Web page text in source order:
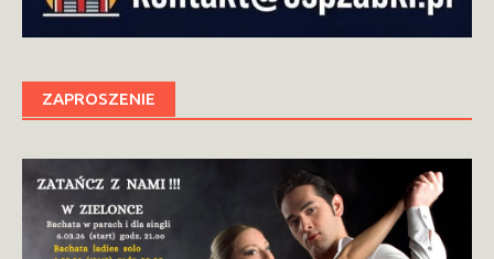
ZAPROSZENIE